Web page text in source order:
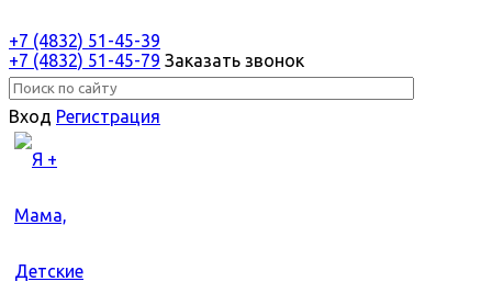
+7 (4832) 51-45-39
+7 (4832) 51-45-79 Заказать звонок
Вход Регистрация